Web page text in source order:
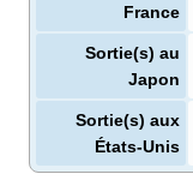
France
Sortie(s) au
Japon
Sortie(s) aux
États-Unis